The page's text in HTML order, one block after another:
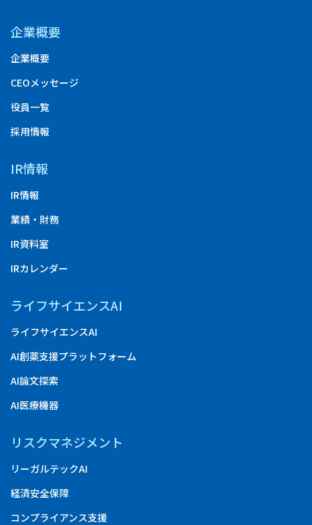
企業概要
企業概要
CEOメッセージ
役員一覧
採用情報
IR情報
IR情報
業績・財務
IR資料室
IRカレンダー
ライフサイエンスAI
ライフサイエンスAI
AI創薬支援プラットフォーム
AI論文探索
AI医療機器
リスクマネジメント
リーガルテックAI
経済安全保障
コンプライアンス支援